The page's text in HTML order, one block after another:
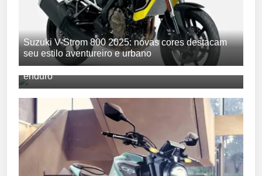
Suzuki V-Strom 800 2025: novas cores destacam
seu estilo aventureiro e urbano
Triumph TF 250-E e TF 450-E: novos desafios no
enduro